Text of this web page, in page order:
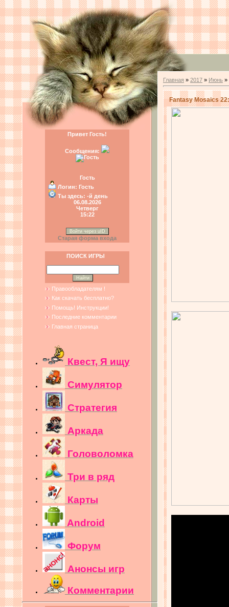
Привет Гость!
Сообщения:
Гость
Логин: Гость
Ты здесь: -й день
06.08.2026
Четверг
15:22
Войти через uID
Старая форма входа
ПОИСК ИГРЫ
Правообладателям !
Как скачать бесплатно?
Помощь! Инструкции!
Последние комментарии
Главная страница
Квест, Я ищу
Симулятор
Стратегия
Аркада
Головоломка
Три в ряд
Карты
Android
Форум
Анонсы игр
Комментарии
Главная » 2017 » Июнь »
Fantasy Mosaics